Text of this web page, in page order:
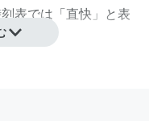
表では「直快」と表